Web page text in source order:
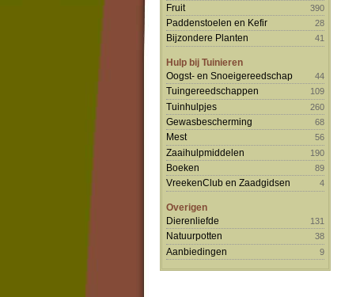
Fruit 390
Paddenstoelen en Kefir 28
Bijzondere Planten 41
Hulp bij Tuinieren
Oogst- en Snoeigereedschap
44
Tuingereedschappen 109
Tuinhulpjes 260
Gewasbescherming 68
Mest 56
Zaaihulpmiddelen 190
Boeken 89
VreekenClub en Zaadgidsen 4
Overigen
Dierenliefde
131
Natuurpotten 38
Aanbiedingen 9